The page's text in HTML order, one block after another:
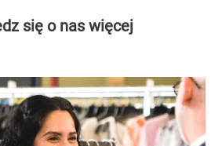
się o nas więcej